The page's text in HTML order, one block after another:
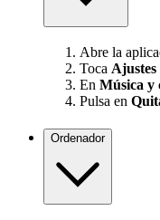
Abre la
Toca Ajustes
En Música y
Pulsa en
Ordenador